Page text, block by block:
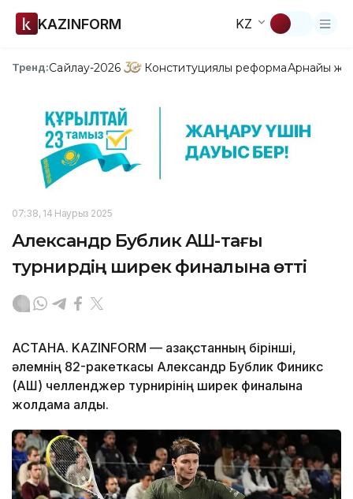
KAZINFORM KZ
Тренд:Сайлау-2026 Конституциялық реформаАрнайы
07:38, 14 Наурыз 2025
Александр Бублик АҚШ-тағы
турнирдің ширек финалына өтті
АСТАНА. KAZINFORM — Қазақстанның бірінші,
әлемнің 82-ракеткасы Александр Бублик Финикс
(АҚШ) челленджер турнирінің ширек финалына
жолдама алды.